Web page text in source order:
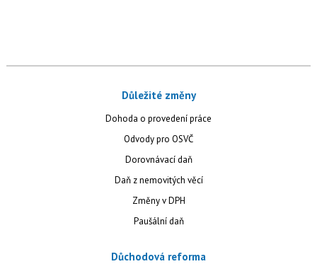
Důležité změny
Dohoda o provedení práce
Odvody pro OSVČ
Dorovnávací daň
Daň z nemovitých věcí
Změny v DPH
Paušální daň
Důchodová reforma